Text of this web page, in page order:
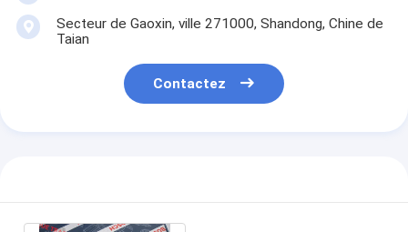
Secteur de Gaoxin, ville 271000, Shandong, Chine de
Taian
Contactez